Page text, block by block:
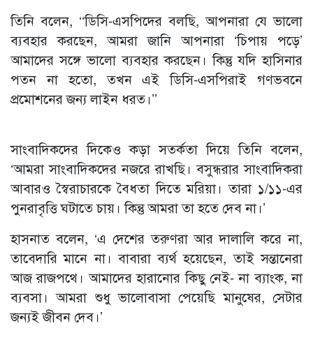
তিনি বলেন, ‘‘ডিসি-এসপিদের বলছি, আপনারা যে ভালো
ব্যবহার করছেন, আমরা জানি আপনারা ‘চিপায় পড়ে’
আমাদের সঙ্গে ভালো ব্যবহার করছেন। কিন্তু যদি হাসিনার
পতন না হতো, তখন এই ডিসি-এসপিরাই গণভবনে
প্রমোশনের জন্য লাইন ধরত।’’
সাংবাদিকদের দিকেও কড়া সতর্কতা দিয়ে তিনি বলেন,
‘আমরা সাংবাদিকদের নজরে রাখছি। বসুন্ধরার সাংবাদিকরা
আবারও স্বৈরাচারকে বৈধতা দিতে মরিয়া। তারা ১/১১-এর
পুনরাবৃত্তি ঘটাতে চায়। কিন্তু আমরা তা হতে দেব না।’
হাসনাত বলেন, ‘এ দেশের তরুণরা আর দালালি করে না,
তাবেদারি মানে না। বাবারা ব্যর্থ হয়েছেন, তাই সন্তানেরা
আজ রাজপথে। আমাদের হারানোর কিছু নেই- না ব্যাংক, না
ব্যবসা। আমরা শুধু ভালোবাসা পেয়েছি মানুষের, সেটার
জন্যই জীবন দেব।’